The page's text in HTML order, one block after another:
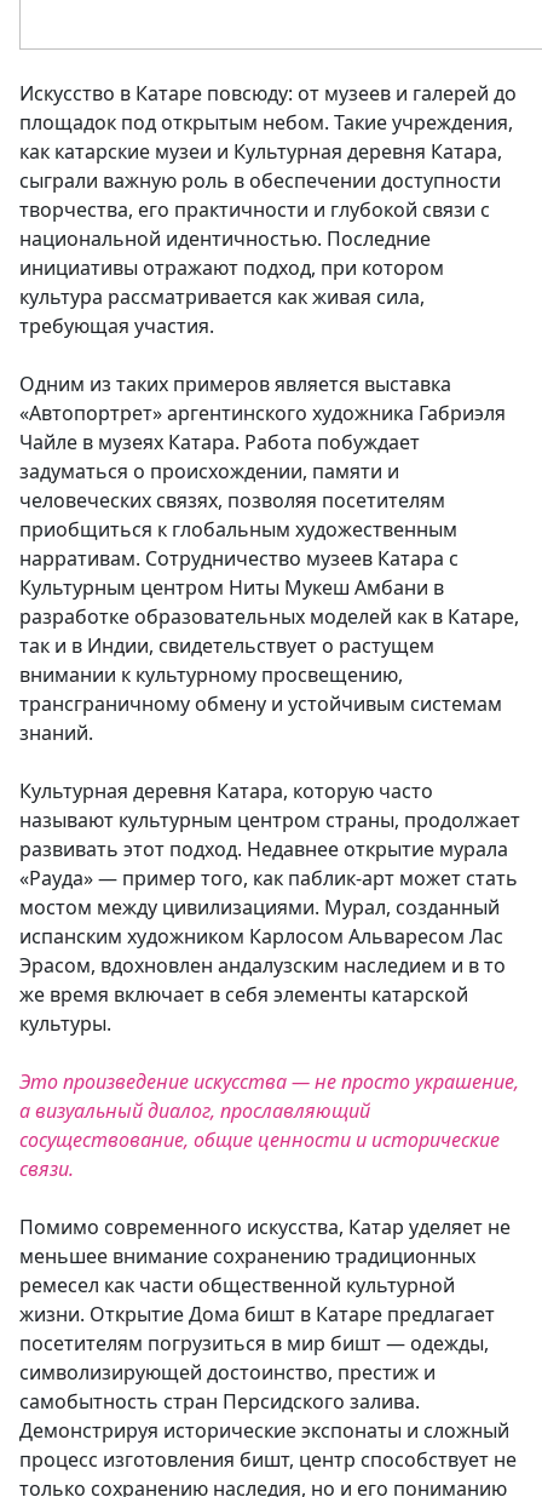
Искусство в Катаре повсюду: от музеев и галерей до
площадок под открытым небом. Такие учреждения,
как катарские музеи и Культурная деревня Катара,
сыграли важную роль в обеспечении доступности
творчества, его практичности и глубокой связи с
национальной идентичностью. Последние
инициативы отражают подход, при котором
культура рассматривается как живая сила,
требующая участия.
Одним из таких примеров является выставка
«Автопортрет» аргентинского художника Габриэля
Чайле в музеях Катара. Работа побуждает
задуматься о происхождении, памяти и
человеческих связях, позволяя посетителям
приобщиться к глобальным художественным
нарративам. Сотрудничество музеев Катара с
Культурным центром Ниты Мукеш Амбани в
разработке образовательных моделей как в Катаре,
так и в Индии, свидетельствует о растущем
внимании к культурному просвещению,
трансграничному обмену и устойчивым системам
знаний.
Культурная деревня Катара, которую часто
называют культурным центром страны, продолжает
развивать этот подход. Недавнее открытие мурала
«Рауда» — пример того, как паблик-арт может стать
мостом между цивилизациями. Мурал, созданный
испанским художником Карлосом Альваресом Лас
Эрасом, вдохновлен андалузским наследием и в то
же время включает в себя элементы катарской
культуры.
Это произведение искусства — не просто украшение,
а визуальный диалог, прославляющий
сосуществование, общие ценности и исторические
связи.
Помимо современного искусства, Катар уделяет не
меньшее внимание сохранению традиционных
ремесел как части общественной культурной
жизни. Открытие Дома бишт в Катаре предлагает
посетителям погрузиться в мир бишт — одежды,
символизирующей достоинство, престиж и
самобытность стран Персидского залива.
Демонстрируя исторические экспонаты и сложный
процесс изготовления бишт, центр способствует не
только сохранению наследия, но и его пониманию